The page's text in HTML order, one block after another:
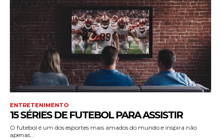
ENTRETENIMENTO
15 SÉRIES DE FUTEBOL PARA ASSISTIR
O futebol é um dos esportes mais amados do mundo e inspira não
apenas...